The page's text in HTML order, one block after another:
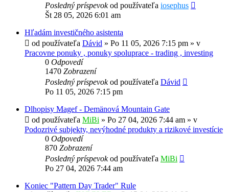
Posledný príspevokod používateľa iosephus
Št 28 05, 2026 6:01 am
Hľadám investičného asistenta
od používateľa Dávid » Po 11 05, 2026 7:15 pm » v
Pracovne ponuky , ponuky spoluprace - trading , investing
0 Odpovedí
1470 Zobrazení
Posledný príspevokod používateľa Dávid
Po 11 05, 2026 7:15 pm
Dlhopisy Magef - Demänová Mountain Gate
od používateľa MiBi » Po 27 04, 2026 7:44 am » v
Podozrivé subjekty, nevýhodné produkty a rizikové investície
0 Odpovedí
870 Zobrazení
Posledný príspevokod používateľa MiBi
Po 27 04, 2026 7:44 am
Koniec "Pattern Day Trader" Rule